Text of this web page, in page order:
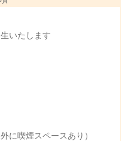
いたします
に喫煙スペースあり）